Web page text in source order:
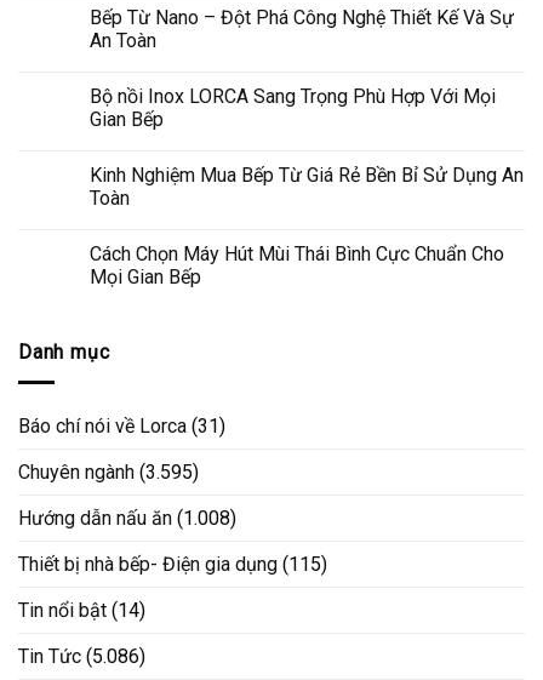
Bếp Từ Nano – Đột Phá Công Nghệ Thiết Kế Và Sự
An Toàn
Bộ nồi Inox LORCA Sang Trọng Phù Hợp Với Mọi
Gian Bếp
Kinh Nghiệm Mua Bếp Từ Giá Rẻ Bền Bỉ Sử Dụng An
Toàn
Cách Chọn Máy Hút Mùi Thái Bình Cực Chuẩn Cho
Mọi Gian Bếp
Danh mục
Báo chí nói về Lorca (31)
Chuyên ngành (3.595)
Hướng dẫn nấu ăn (1.008)
Thiết bị nhà bếp- Điện gia dụng (115)
Tin nổi bật (14)
Tin Tức (5.086)